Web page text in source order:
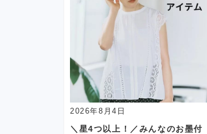
2026年8月4日
＼星4つ以上！／みんなのお墨付